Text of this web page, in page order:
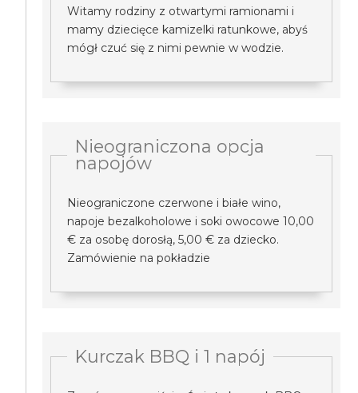
Witamy rodziny z otwartymi ramionami i
mamy dziecięce kamizelki ratunkowe, abyś
mógł czuć się z nimi pewnie w wodzie.
Nieograniczona opcja
napojów
Nieograniczone czerwone i białe wino,
napoje bezalkoholowe i soki owocowe 10,00
€ za osobę dorosłą, 5,00 € za dziecko.
Zamówienie na pokładzie
Kurczak BBQ i 1 napój